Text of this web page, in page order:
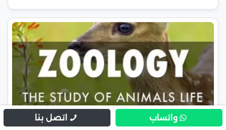
غير مصنف 7 نوفمبر 2024
واتساب اتصل بنا